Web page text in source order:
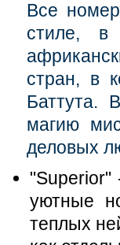
Все
стиле, в
стран, в
Баттута.
магию
деловых
"Superior"
уютные
теплых